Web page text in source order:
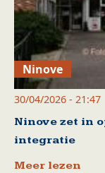
Ninove
30/04/2026 - 21:47
Ninove zet in
integratie
Meer lezen